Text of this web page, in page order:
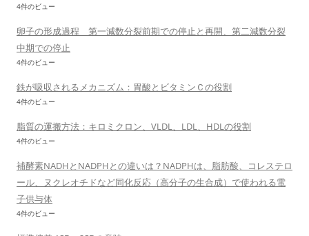
4件のビュー
卵子の形成過程 第一減数分裂前期での停止と再開、第二減数分裂
中期での停止
4件のビュー
鉄が吸収されるメカニズム：胃酸とビタミンＣの役割
4件のビュー
脂質の運搬方法：キロミクロン、VLDL、LDL、HDLの役割
4件のビュー
補酵素NADHとNADPHとの違いは？NADPHは、脂肪酸、コレステロ
ール、ヌクレオチドなど同化反応（高分子の生合成）で使われる電
子供与体
4件のビュー